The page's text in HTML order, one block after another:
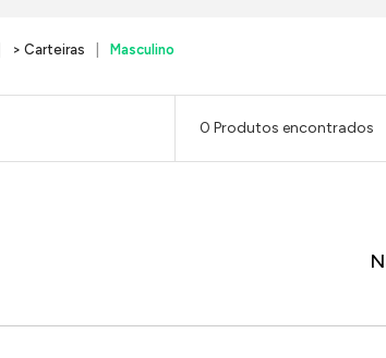
> Carteiras Masculino
0 Produtos encontrados